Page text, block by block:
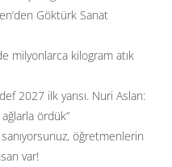
Göktürk Sanat
milyonlarca kilogram atık
2027 ilk yarısı. Nuri Aslan:
ağlarla ördük”
öğretmenlerin
var!